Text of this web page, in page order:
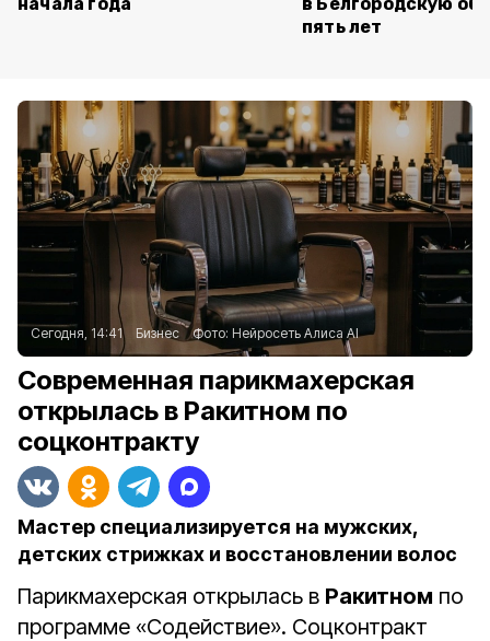
пять лет
Сегодня, 14:41 Бизнес Фото: Нейросеть Алиса AI
Современная парикмахерская
открылась в Ракитном по
соцконтракту
Мастер специализируется на мужских,
детских стрижках и восстановлении волос
Парикмахерская открылась в Ракитном по
программе «Содействие». Соцконтракт